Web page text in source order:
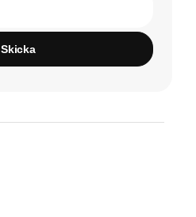
Skicka